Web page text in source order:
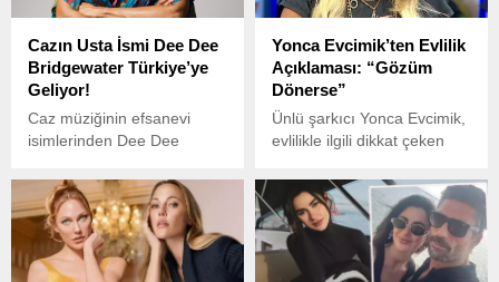
Cazın Usta İsmi Dee Dee
Bridgewater Türkiye’ye
Geliyor!
Caz müziğinin efsanevi
isimlerinden Dee Dee
2025 tarihlerinde Türkiye’de
konser verecek.
Yonca Evcimik’ten Evlilik
Açıklaması: “Gözüm
Dönerse”
Ünlü şarkıcı Yonca Evcimik,
evlilikle ilgili dikkat çeken
programa katılan Evcimik,
aşk ve evlilik hakkında
samimi ifadeler kullandı.